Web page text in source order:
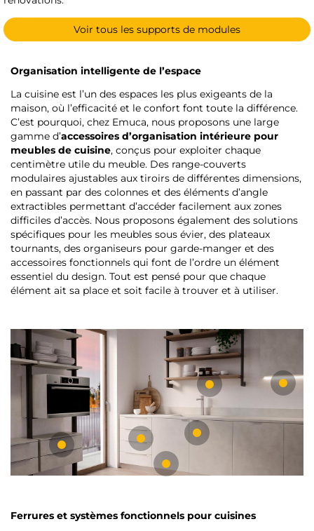
Voir tous les supports de modules
Organisation intelligente de l’espace
La cuisine est l’un des espaces les plus exigeants de la
maison, où l’efficacité et le confort font toute la différence.
C’est pourquoi, chez Emuca, nous proposons une large
gamme d’accessoires d’organisation intérieure pour
meubles de cuisine, conçus pour exploiter chaque
centimètre utile du meuble. Des range-couverts
modulaires ajustables aux tiroirs de différentes dimensions,
en passant par des colonnes et des éléments d’angle
extractibles permettant d’accéder facilement aux zones
difficiles d’accès. Nous proposons également des solutions
spécifiques pour les meubles sous évier, des plateaux
tournants, des organiseurs pour garde-manger et des
accessoires fonctionnels qui font de l’ordre un élément
essentiel du design. Tout est pensé pour que chaque
élément ait sa place et soit facile à trouver et à utiliser.
Ferrures et systèmes fonctionnels pour cuisines